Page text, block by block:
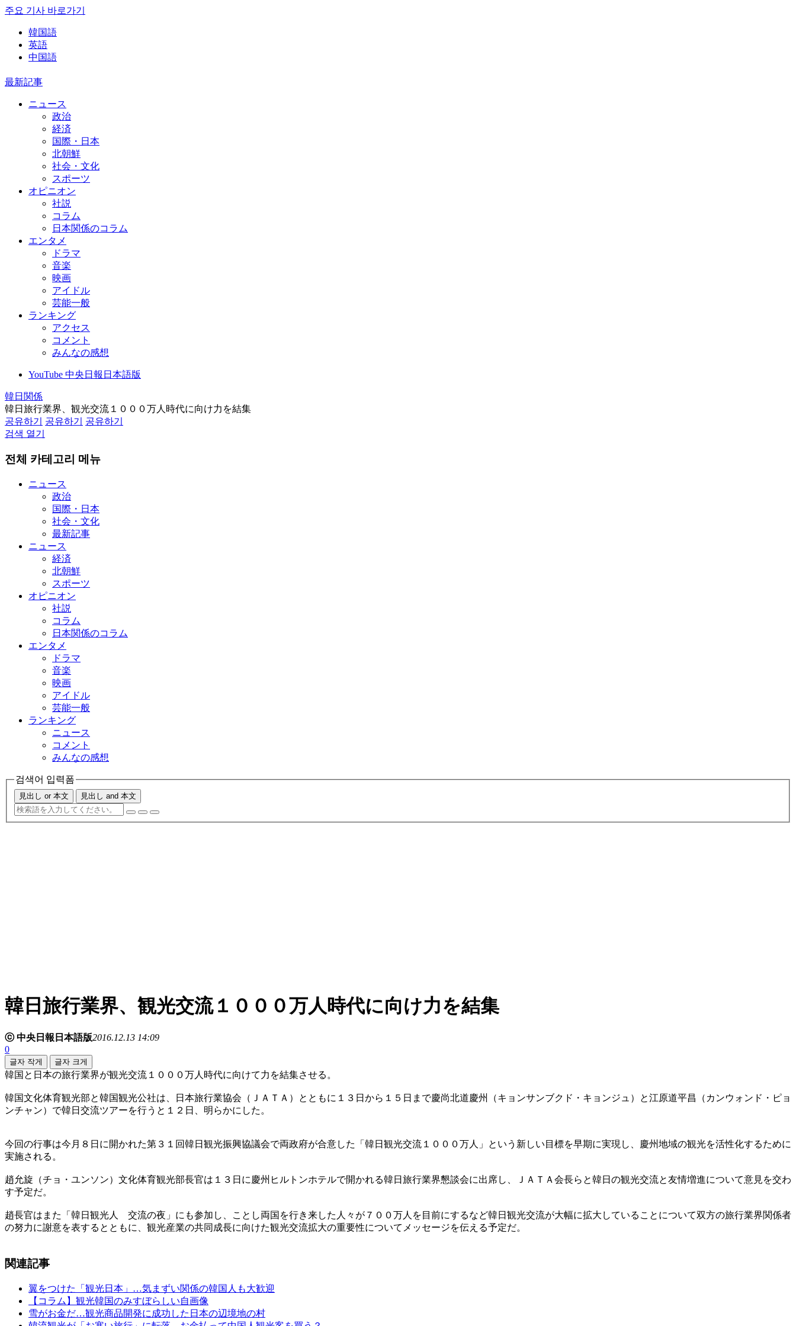
주요 기사 바로가기
韓国語
英語
中国語
最新記事
ニュース
政治
経済
国際・日本
北朝鮮
社会・文化
スポーツ
オピニオン
社説
コラム
日本関係のコラム
エンタメ
ドラマ
音楽
映画
アイドル
芸能一般
ランキング
アクセス
コメント
みんなの感想
YouTube 中央日報日本語版
韓日関係
韓日旅行業界、観光交流１０００万人時代に向け力を結集
공유하기
공유하기
공유하기
검색 열기
전체 카테고리 메뉴
ニュース
政治
国際・日本
社会・文化
最新記事
ニュース
経済
北朝鮮
スポーツ
オピニオン
社説
コラム
日本関係のコラム
エンタメ
ドラマ
音楽
映画
アイドル
芸能一般
ランキング
ニュース
コメント
みんなの感想
검색어 입력폼
見出し or 本文 見出し and 本文
韓日旅行業界、観光交流１０００万人時代に向け力を結集
ⓒ 中央日報日本語版2016.12.13 14:09
0
글자 작게 글자 크게
韓国と日本の旅行業界が観光交流１０００万人時代に向けて力を結集させる。
韓国文化体育観光部と韓国観光公社は、日本旅行業協会（ＪＡＴＡ）とともに１３日から１５日まで慶尚北道慶州（キョンサンブクド・キョンジュ）と江原道平昌（カンウォンド・ピョ
ンチャン）で韓日交流ツアーを行うと１２日、明らかにした。
今回の行事は今月８日に開かれた第３１回韓日観光振興協議会で両政府が合意した「韓日観光交流１０００万人」という新しい目標を早期に実現し、慶州地域の観光を活性化するために
実施される。
趙允旋（チョ・ユンソン）文化体育観光部長官は１３日に慶州ヒルトンホテルで開かれる韓日旅行業界懇談会に出席し、ＪＡＴＡ会長らと韓日の観光交流と友情増進について意見を交わ
す予定だ。
趙長官はまた「韓日観光人 交流の夜」にも参加し、ことし両国を行き来した人々が７００万人を目前にするなど韓日観光交流が大幅に拡大していることについて双方の旅行業界関係者
の努力に謝意を表するとともに、観光産業の共同成長に向けた観光交流拡大の重要性についてメッセージを伝える予定だ。
関連記事
翼をつけた「観光日本」…気まずい関係の韓国人も大歓迎
【コラム】観光韓国のみすぼらしい自画像
雪がお金だ…観光商品開発に成功した日本の辺境地の村